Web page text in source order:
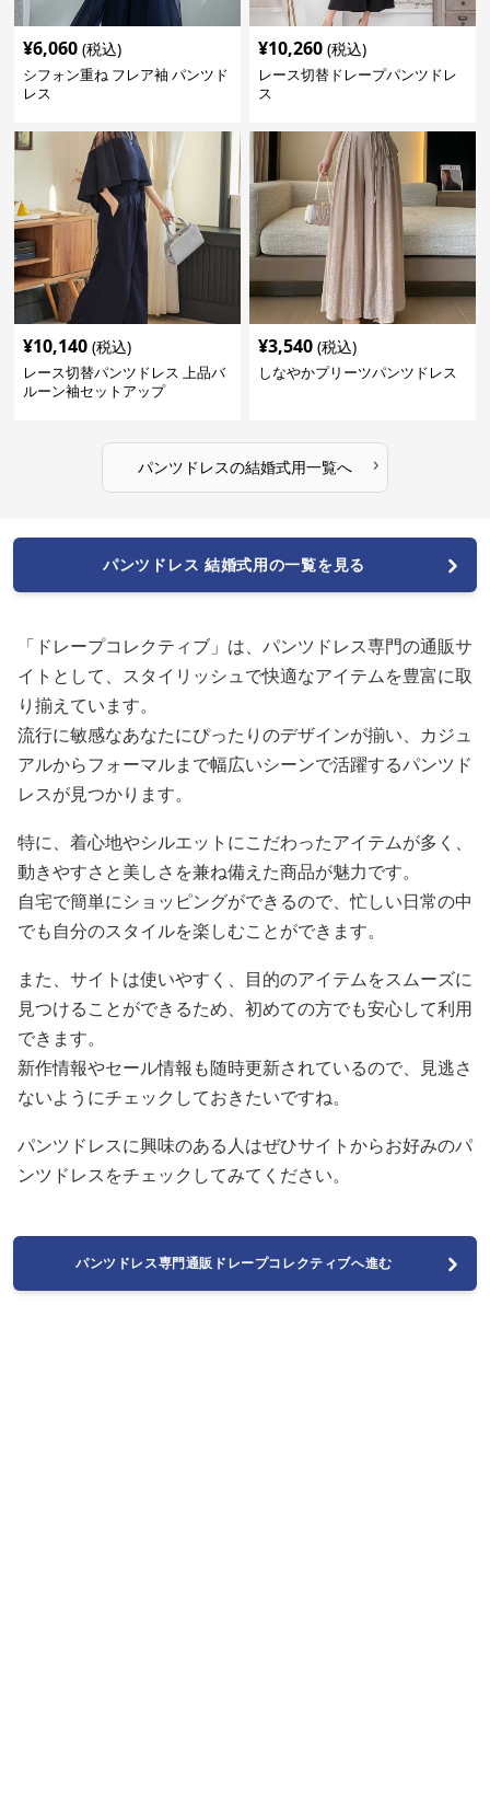
¥6,060 (税込)
シフォン重ね フレア袖 パンツド
レス
¥10,260 (税込)
レース切替ドレープパンツドレ
ス
¥10,140 (税込)
レース切替パンツドレス 上品バ
ルーン袖セットアップ
¥3,540 (税込)
しなやかプリーツパンツドレス
パンツドレスの結婚式用一覧へ ›
パンツドレス 結婚式用の一覧を見る
「ドレープコレクティブ」は、パンツドレス専門の通販サ
イトとして、スタイリッシュで快適なアイテムを豊富に取
り揃えています。
流行に敏感なあなたにぴったりのデザインが揃い、カジュ
アルからフォーマルまで幅広いシーンで活躍するパンツド
レスが見つかります。
特に、着心地やシルエットにこだわったアイテムが多く、
動きやすさと美しさを兼ね備えた商品が魅力です。
自宅で簡単にショッピングができるので、忙しい日常の中
でも自分のスタイルを楽しむことができます。
また、サイトは使いやすく、目的のアイテムをスムーズに
見つけることができるため、初めての方でも安心して利用
できます。
新作情報やセール情報も随時更新されているので、見逃さ
ないようにチェックしておきたいですね。
パンツドレスに興味のある人はぜひサイトからお好みのパ
ンツドレスをチェックしてみてください。
パンツドレス専門通販ドレープコレクティブへ進む